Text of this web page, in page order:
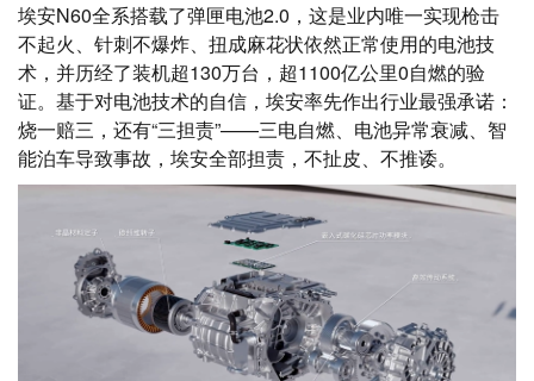
埃安N60全系搭载了弹匣电池2.0，这是业内唯一实现枪击
不起火、针刺不爆炸、扭成麻花状依然正常使用的电池技
术，并历经了装机超130万台，超1100亿公里0自燃的验
证。基于对电池技术的自信，埃安率先作出行业最强承诺：
烧一赔三，还有“三担责”——三电自燃、电池异常衰减、智
能泊车导致事故，埃安全部担责，不扯皮、不推诿。